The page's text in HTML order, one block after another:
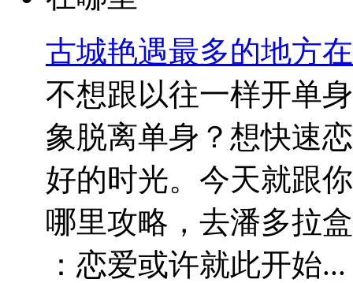
古城艳遇最多的地方
不想跟以往一样开单
象脱离单身？想快速
好的时光。今天就跟
哪里攻略，去潘多拉
：恋爱或许就此开始...